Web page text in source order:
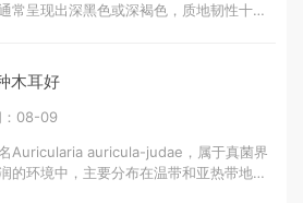
常呈现出深黑色或深褐色，质地韧性十
木耳好
：08-09
Auricularia auricula-judae，属于真菌界
的环境中，主要分布在温带和亚热带地